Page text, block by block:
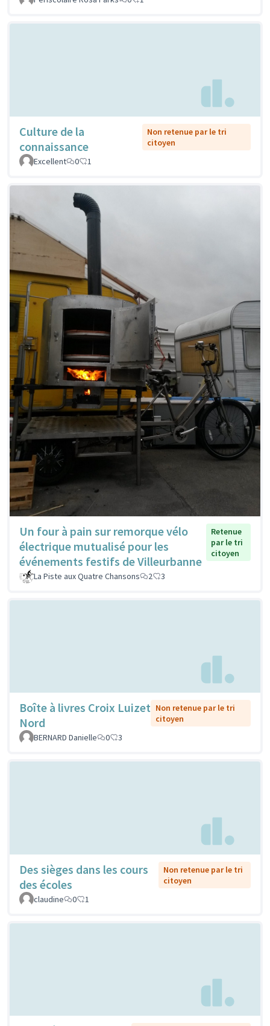
Culture de la
connaissance
Non retenue par le tri
citoyen
Excellent
0 1
Un four à pain sur remorque vélo
électrique mutualisé pour les
événements festifs de Villeurbanne
Retenue
par le tri
citoyen
La Piste aux Quatre Chansons 2 3
Boîte à livres Croix Luizet
Nord
Non retenue par le tri
citoyen
BERNARD Danielle
0 3
Des sièges dans les cours
des écoles
Non retenue par le tri
citoyen
claudine
0 1